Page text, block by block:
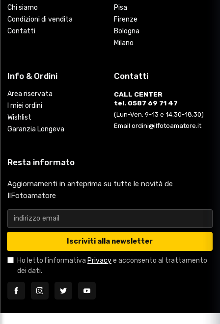
Chi siamo
Condizioni di vendita
Contatti
Pisa
Firenze
Bologna
Milano
Info & Ordini
Area riservata
I miei ordini
Wishlist
Garanzia Longeva
Contatti
CALL CENTER
tel. 0587 69 71 47
(Lun-Ven: 9-13 e 14.30-18.30)
Email ordini@ilfotoamatore.it
Resta informato
Aggiornamenti in anteprima su tutte le novità de
IlFotoamatore
Iscriviti alla newsletter
Ho letto l'informativa Privacye acconsento al trattamento
dei dati.